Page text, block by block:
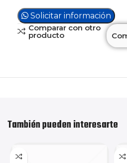
Solicitar información
Comparar con otro
producto
También pueden interesarte